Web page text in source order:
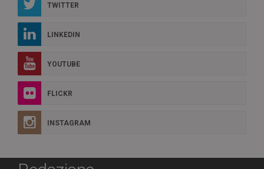
TWITTER
LINKEDIN
YOUTUBE
FLICKR
INSTAGRAM